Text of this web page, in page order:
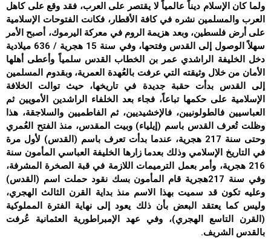
ولما كان الإسلام ديناً عالمياً لا يقتصر على العرب، فقد وقع على كاهل
العرب والمسلمين نشره في كافة الأقطار، فكانت الفتوحات الإسلامية
على أرض فلسطين، وبعد هزيمة الروم في معركة اليرموك، أصبح الأمر
سهلاً الوصول إلى القدس وفتحها، وفي سنة 15 هجرية / 636 ميلادية
دخل الخليفة الراشدي عمر بن الخطاب القدس سلمياً وأعطى أهلها
الأمان من خلال وثيقته التي عرفت بالعُهدة العمرية، وبقدوم المسلمين
إلى القدس بدأت حقبة جديدة في تاريخها، حيث توالت الخلافة
الإسلامية على حكمها تباعاً، فجاء بعد الخلفاء الراشدين الأمويين ثم
العباسيين فالطولونيين، فالإخشيديين، ثم الفاطميين والسلاجقة، هذا
وظلت تُعرف القدس باسم (إيلياء) وبيت المقدس، منذ الفتح العُمري
وحتى سنة 217 هجرية، عندما بدأت تعرف باسم (القدس) لأول مرة
في التاريخ الإسلامي وذلك بعدما زارها الخليفة العباسي المأمون سنة
216 هجرية، وأمر بعمل الترميمات اللازمة في قبة الصخرة المشرفة،
وفي سنة 217هجرية قام المأمون بسك نقود حملت اسم (القدس)
وعليه تكون قد سميت بهذا الاسم منذ بداية القرن الثالث الهجري،
وليس كما يعتقد البعض بأن ذلك يعود إلى نهاية الفترة المملوكية
(القرن التاسع الهجري)، وفي عهد الإمبراطورية العثمانية عُرفت
بالقدس الشريف.